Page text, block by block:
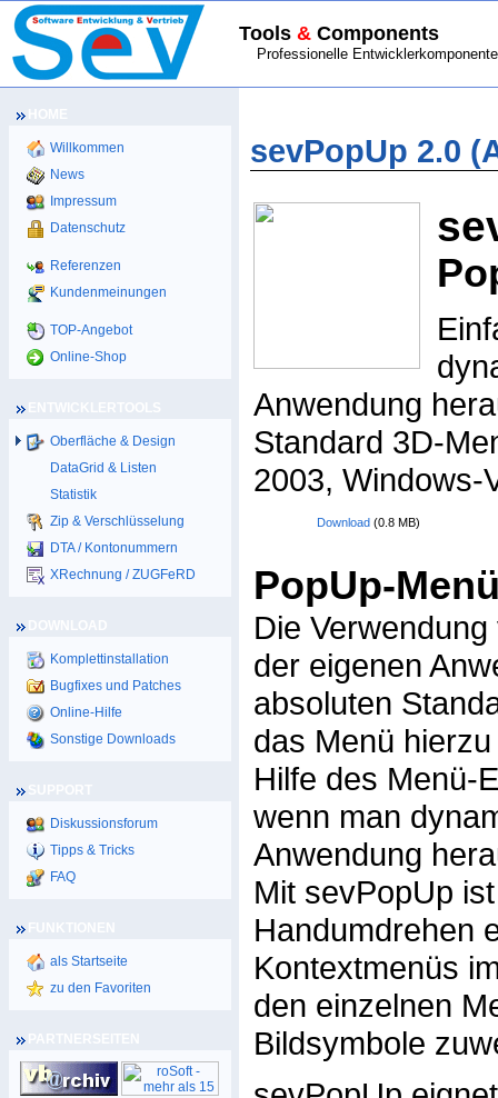
Tools & Components
Professionelle
Willkommen
News
Impressum
Datenschutz
Referenzen
Kundenmeinungen
TOP-Angebot
Online-Shop
Oberfläche & Design
DataGrid & Listen
Statistik
Zip & Verschlüsselung
DTA / Kontonummern
XRechnung / ZUGFeRD
Komplettinstallation
Bugfixes und Patches
Online-Hilfe
Sonstige Downloads
Diskussionsforum
Tipps & Tricks
FAQ
als Startseite
zu den Favoriten
sevPopUp 2.0
Anwendung
Standard 3D-
2003, Windows-
Download (0.8 MB)
PopUp-
Die
der eigenen
absoluten
das Menü
Hilfe des Menü-
wenn man
Anwendung
Mit sevPopUp
Handumdrehen
Kontextmenüs
den einzelnen
Bildsymbole